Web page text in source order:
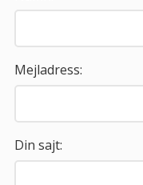
Mejladress:
Din sajt: